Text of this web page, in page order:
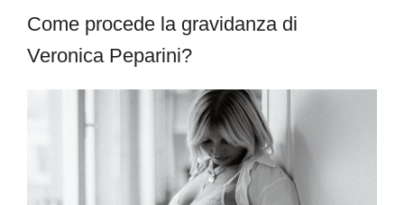
Come procede la gravidanza di
Veronica Peparini?